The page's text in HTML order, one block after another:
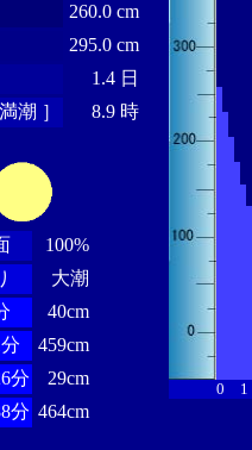
260.0 cm
295.0 cm
1.4 日
潮 ］
8.9 時
100%
大潮
40cm
459cm
分
29cm
分 464cm
0 1